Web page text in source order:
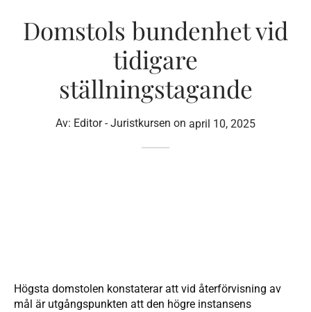
Domstols bundenhet vid
tidigare
ställningstagande
Av: Editor - Juristkursen on april 10, 2025
Högsta domstolen konstaterar att vid återförvisning av
mål är utgångspunkten att den högre instansens